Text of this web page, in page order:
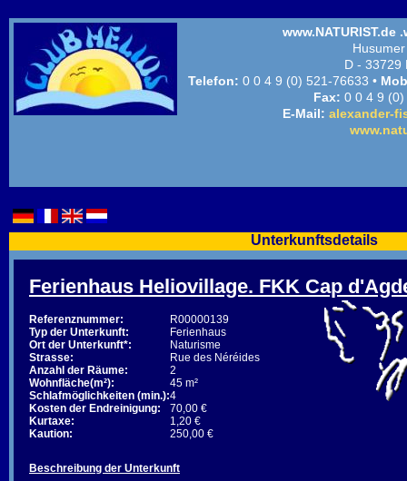
www.NATURIST.de
D - 33729
Telefon: 0 0 4 9 (0) 521-76633 •
Fax: 0 0 4 9
E-Mail: alexander-
Unterkunftsdetails
Ferienhaus Heliovillage. FKK Cap
Referenznummer:
R00000139
Typ der Unterkunft:
Ferienhaus
Ort der Unterkunft*:
Naturisme
Strasse:
Rue des Néréides
Anzahl der Räume:
2
Wohnfläche(m²):
45 m²
Schlafmöglichkeiten (min.):4
Kosten der Endreinigung:
70,00 €
Kurtaxe:
1,20 €
Kaution:
250,00 €
Beschreibung der Unterkunft